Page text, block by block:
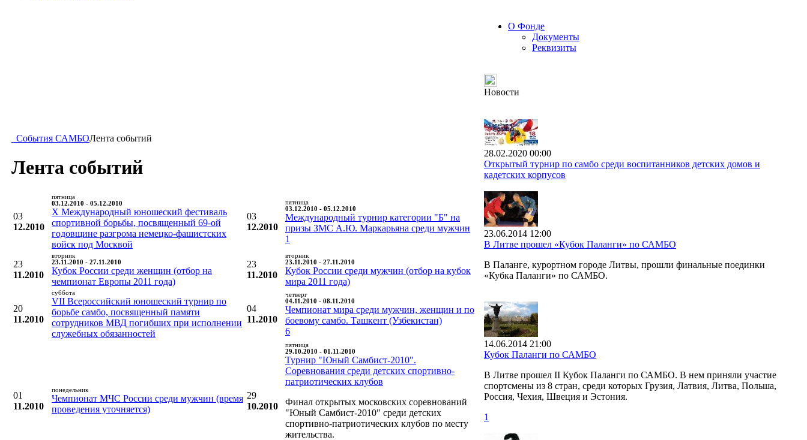
События САМБОЛента событий
Лента событий
03
12.2010
пятница
03.12.2010 - 05.12.2010
X Международный юношеский фестиваль
спортивной борьбы, посвященный 69-ой
годовщине разгрома немецко-фашистских
войск под Москвой
03
12.2010
пятница
03.12.2010 - 05.12.2010
Международный турнир категории "Б" на
призы ЗМС А.Ю. Маркарьяна среди мужчин
1
23
11.2010
вторник
23.11.2010 - 27.11.2010
Кубок России среди женщин (отбор на
чемпионат Европы 2011 года)
23
11.2010
вторник
23.11.2010 - 27.11.2010
Кубок России среди мужчин (отбор на кубок
мира 2011 года)
20
11.2010
суббота
VII Всероссийский юношеский турнир по
борьбе самбо, посвященный памяти
сотрудников МВД погибших при исполнении
служебных обязанностей
04
11.2010
четверг
04.11.2010 - 08.11.2010
Чемпионат мира среди мужчин, женщин и по
боевому самбо. Ташкент (Узбекистан)
6
01
11.2010
понедельник
Чемпионат МЧС России среди мужчин (время
проведения уточняется)
29
10.2010
пятница
29.10.2010 - 01.11.2010
Турнир "Юный Самбист-2010".
Соревнования среди детских спортивно-
патриотических клубов
Финал открытых московских соревнований
"Юный Самбист-2010" среди детских
спортивно-патриотических клубов по месту
жительства.
О Фонде
Документы
Реквизиты
Новости
28.02.2020 00:00
Открытый турнир по самбо среди воспитанников детских домов и
кадетских корпусов
23.06.2014 12:00
В Литве прошел «Кубок Паланги» по САМБО
В Паланге, курортном городе Литвы, прошли финальные поединки
«Кубка Паланги» по САМБО.
14.06.2014 21:00
Кубок Паланги по САМБО
В Литве прошел II Кубок Паланги по САМБО. В нем приняли участие
спортсмены из 8 стран, среди которых Грузия, Латвия, Литва, Польша,
Россия, Чехия, Швеция и Эстония.
1